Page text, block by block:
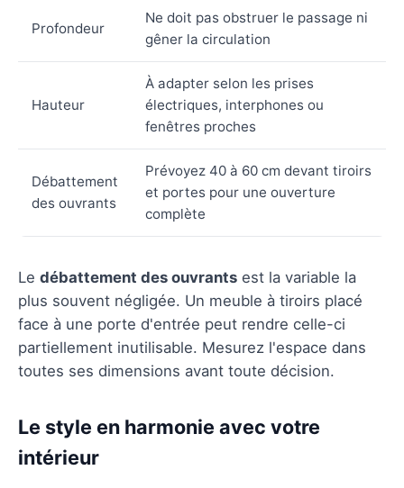
Profondeur
Ne doit pas obstruer le passage ni
gêner la circulation
Hauteur
À adapter selon les prises
électriques, interphones ou
fenêtres proches
Débattement
des ouvrants
Prévoyez 40 à 60 cm devant tiroirs
et portes pour une ouverture
complète
Le débattement des ouvrants est la variable la
plus souvent négligée. Un meuble à tiroirs placé
face à une porte d'entrée peut rendre celle-ci
partiellement inutilisable. Mesurez l'espace dans
toutes ses dimensions avant toute décision.
Le style en harmonie avec votre
intérieur